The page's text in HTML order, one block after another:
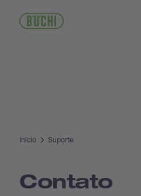
Início Suporte
Contato